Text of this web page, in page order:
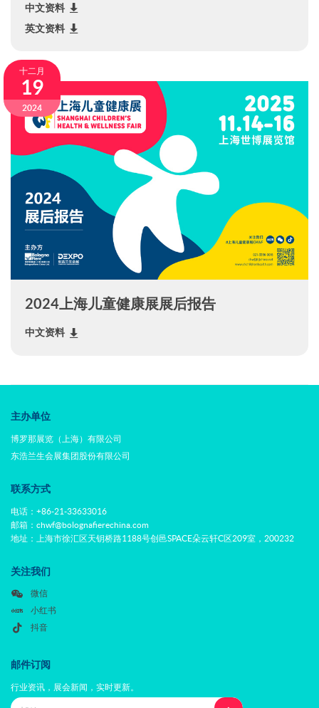
中文资料
英文资料
十二月
19
2024
2024上海儿童健康展展后报告
中文资料
主办单位
博罗那展览（上海）有限公司
东浩兰生会展集团股份有限公司
联系方式
电话：+86-21-33633016
邮箱：chwf@bolognafierechina.com
地址：上海市徐汇区天钥桥路1188号创邑SPACE朵云轩C区209室，200232
关注我们
微信
小红书
抖音
邮件订阅
行业资讯，展会新闻，实时更新。